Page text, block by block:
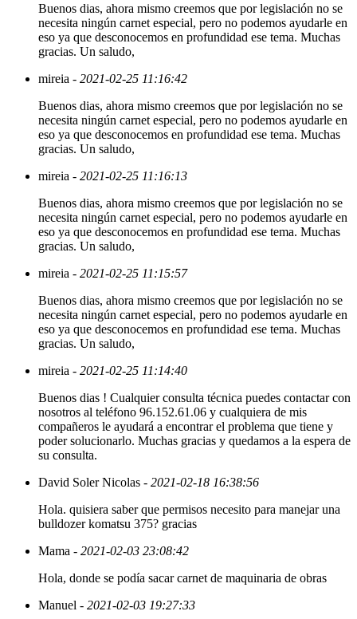
Buenos dias, ahora mismo creemos que por legislación no se
necesita ningún carnet especial, pero no podemos ayudarle en
eso ya que desconocemos en profundidad ese tema. Muchas
gracias. Un saludo,
mireia - 2021-02-25 11:16:42
Buenos dias, ahora mismo creemos que por legislación no se
necesita ningún carnet especial, pero no podemos ayudarle en
eso ya que desconocemos en profundidad ese tema. Muchas
gracias. Un saludo,
mireia - 2021-02-25 11:16:13
Buenos dias, ahora mismo creemos que por legislación no se
necesita ningún carnet especial, pero no podemos ayudarle en
eso ya que desconocemos en profundidad ese tema. Muchas
gracias. Un saludo,
mireia - 2021-02-25 11:15:57
Buenos dias, ahora mismo creemos que por legislación no se
necesita ningún carnet especial, pero no podemos ayudarle en
eso ya que desconocemos en profundidad ese tema. Muchas
gracias. Un saludo,
mireia - 2021-02-25 11:14:40
Buenos dias ! Cualquier consulta técnica puedes contactar con
nosotros al teléfono 96.152.61.06 y cualquiera de mis
compañeros le ayudará a encontrar el problema que tiene y
poder solucionarlo. Muchas gracias y quedamos a la espera de
su consulta.
David Soler Nicolas - 2021-02-18 16:38:56
Hola. quisiera saber que permisos necesito para manejar una
bulldozer komatsu 375? gracias
Mama - 2021-02-03 23:08:42
Hola, donde se podía sacar carnet de maquinaria de obras
Manuel - 2021-02-03 19:27:33